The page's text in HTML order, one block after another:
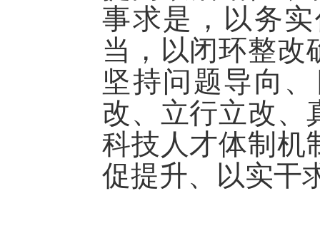
事求是，以务
当，以闭环整改
坚持问题导向
改、立行立改、
科技人才体制机
促提升、以实干